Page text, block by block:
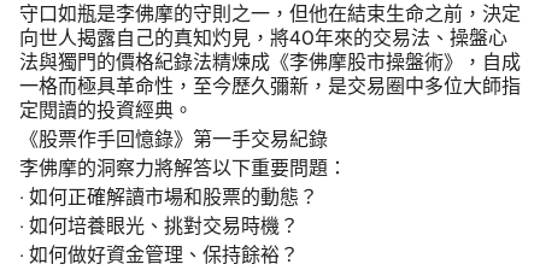
守口如瓶是李佛摩的守則之一，但他在結束生命之前，決定
向世人揭露自己的真知灼見，將40年來的交易法、操盤心
法與獨門的價格紀錄法精煉成《李佛摩股市操盤術》，自成
一格而極具革命性，至今歷久彌新，是交易圈中多位大師指
定閱讀的投資經典。
《股票作手回憶錄》第一手交易紀錄
李佛摩的洞察力將解答以下重要問題：
‧ 如何正確解讀市場和股票的動態？
‧ 如何培養眼光、挑對交易時機？
‧ 如何做好資金管理、保持餘裕？